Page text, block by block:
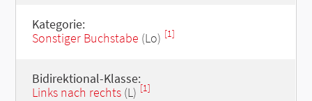
Kategorie:
Sonstiger Buchstabe (Lo) [1]
Bidirektional-Klasse:
Links nach rechts(L) [1]